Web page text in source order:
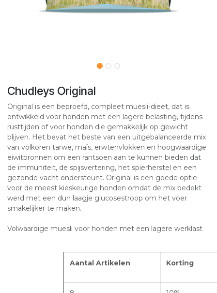
Chudleys Original
Original is een beproefd, compleet muesli-dieet, dat is
ontwikkeld voor honden met een lagere belasting, tijdens
rusttijden of voor honden die gemakkelijk op gewicht
blijven. Het bevat het beste van een uitgebalanceerde mix
van volkoren tarwe, maïs, erwtenvlokken en hoogwaardige
eiwitbronnen om een ​​rantsoen aan te kunnen bieden dat
de immuniteit, de spijsvertering, het spierherstel en een
gezonde vacht ondersteunt. Original is een goede optie
voor de meest kieskeurige honden omdat de mix bedekt
werd met een dun laagje glucosestroop om het voer
smakelijker te maken.
Volwaardige muesli voor honden met een lagere werklast
Aantal Artikelen Korting